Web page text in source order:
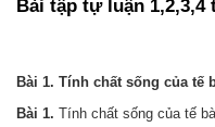
Bài tập tự luận 1,2,3,4
Bài 1. Tính chất sống của tế
Bài 1. Tính chất sống của tế